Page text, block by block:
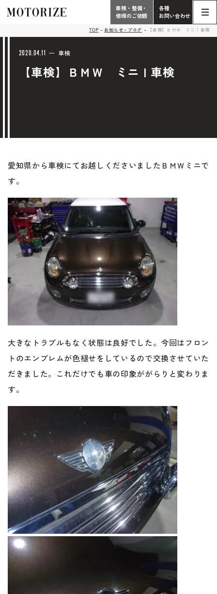
こだわり
車検・整備・修理のご依頼
中古車探しのご依頼/その他
お問い合わせフォーム
ブランド紹介
お客様の声
プライバシーポリシー
Phone
電話受付時間 10:00 - 18:30（月曜定休）
058-247-8001
Contact Form
24時間受付対応の
お問い合わせフォームはこちら
車検・整備・修理のご依頼
その他のお問い合わせ
中古車探しのご依頼・レンタカーのご相談
電話・メールなどのご連絡方法意外にも、オンラインで
のご相談も可能です。
お問い合わせフォームにて、オンラインでのご連絡をご
希望ください。
Contact
車検・整備・
修理のご依頼
各種
お問い合わせ
TOP お知らせ・ブログ 【車検】ＢＭＷ ミニ | 車検
2020.04.11 車検
【車検】ＢＭＷ ミニ | 車検
愛知県から車検にてお越しくださいましたＢＭＷミニで
す。
大きなトラブルもなく状態は良好でした。今回はフロン
トのエンブレムが色褪せをしているので交換させていた
だきました。これだけでも車の印象ががらりと変わりま
す。